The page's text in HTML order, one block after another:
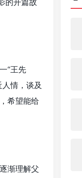
“王先
情，谈及
希望能给
渐理解父